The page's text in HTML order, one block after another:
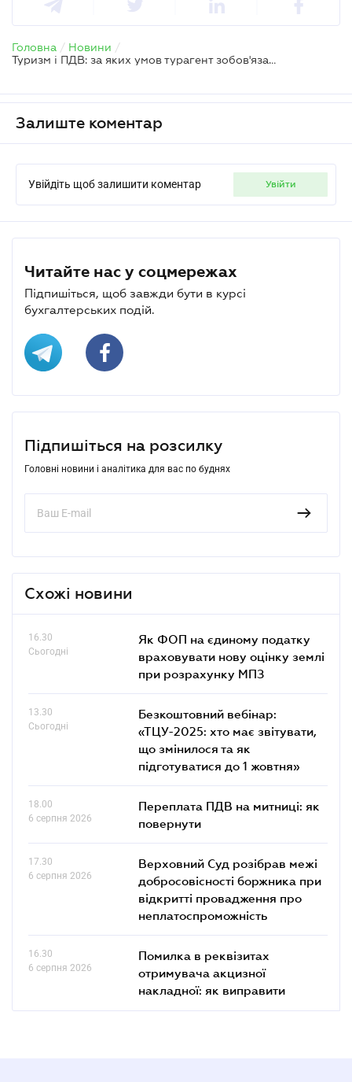
Головна / Новини /
Туризм і ПДВ: за яких умов турагент зобов'язаний стати платником ПДВ
Залиште коментар
Увійдіть щоб залишити коментар увійти
Читайте нас у соцмережах
Підпишіться, щоб завжди бути в курсі
бухгалтерських подій.
Підпишіться на розсилку
Головні новини і аналітика для вас по буднях
Схожі новини
16.30
Сьогодні
Як ФОП на єдиному податку
враховувати нову оцінку землі
при розрахунку МПЗ
13.30
Сьогодні
Безкоштовний вебінар:
«ТЦУ-2025: хто має звітувати,
що змінилося та як
підготуватися до 1 жовтня»
18.00
6 серпня 2026
Переплата ПДВ на митниці: як
повернути
17.30
6 серпня 2026
Верховний Суд розібрав межі
добросовісності боржника при
відкритті провадження про
неплатоспроможність
16.30
6 серпня 2026
Помилка в реквізитах
отримувача акцизної
накладної: як виправити